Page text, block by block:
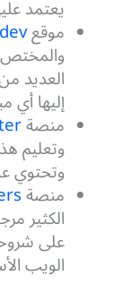
يعتمد
موقع
العديد
إليها
منصة
وتعليم
وتحتوي
منصة
الكثير
على
الويب